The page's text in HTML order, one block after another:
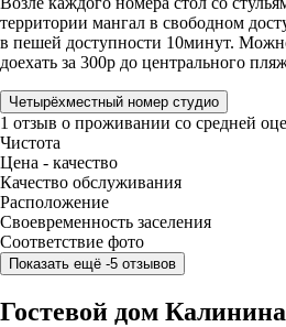
территории мангал в свободном
в пешей доступности 10минут.
доехать за 300р до центрального
Четырёхместный номер студио
1 отзыв о проживании со средней
Чистота
Цена - качество
Качество обслуживания
Расположение
Своевременность заселения
Соответствие фото
Показать ещё -5 отзывов
Гостевой дом